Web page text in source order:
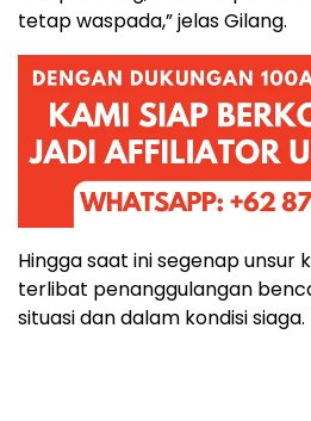
tetap waspada,” jelas Gilang.
Hingga saat ini segenap unsur
terlibat penanggulangan
situasi dan dalam kondisi